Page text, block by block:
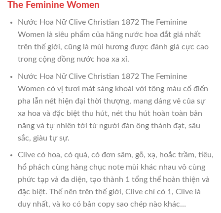
The Feminine Women
Nước Hoa Nữ Clive Christian 1872 The Feminine
Women là siêu phẩm của hãng nước hoa đắt giá nhất
trên thế giới, cũng là mùi hương được đánh giá cực cao
trong cộng đồng nước hoa xa xỉ.
Nước Hoa Nữ Clive Christian 1872 The Feminine
Women có vị tươi mát sảng khoái với tông màu cổ điển
pha lẫn nét hiện đại thời thượng, mang dáng vẻ của sự
xa hoa và đặc biệt thu hút, nét thu hút hoàn toàn bản
năng và tự nhiên tới từ người đàn ông thành đạt, sâu
sắc, giàu tự sự.
Clive có hoa, có quả, có đơn sâm, gỗ, xạ, hoắc trầm, tiêu,
hổ phách cùng hàng chục note mùi khác nhau vô cùng
phức tạp và đa diện, tạo thành 1 tổng thể hoàn thiện và
đặc biệt. Thế nên trên thế giới, Clive chỉ có 1, Clive là
duy nhất, và ko có bản copy sao chép nào khác…